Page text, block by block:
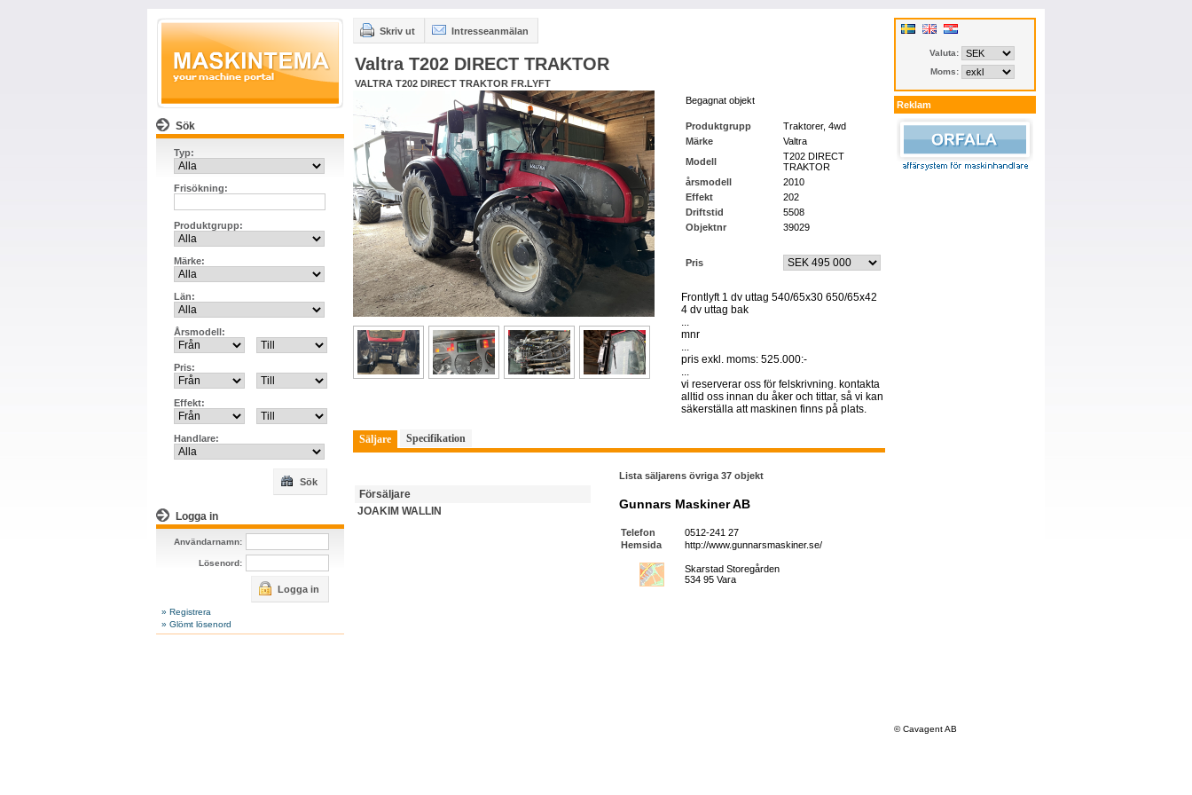
Sök
Typ:
Frisökning:
Produktgrupp:
Märke:
Län:
Årsmodell:
Pris:
Effekt:
Handlare:
Sök
Logga in
Användarnamn:
Lösenord:
Logga in
» Registrera
» Glömt lösenord
Skriv ut Intresseanmälan
Valtra T202 DIRECT TRAKTOR
VALTRA T202 DIRECT TRAKTOR FR.LYFT
Begagnat objekt
Produktgrupp
Traktorer, 4wd
Märke
Valtra
Modell
T202 DIRECT
TRAKTOR
årsmodell
2010
Effekt
202
Driftstid
5508
Objektnr
39029
Pris
Frontlyft 1 dv uttag 540/65x30 650/65x42
4 dv uttag bak
...
mnr
...
pris exkl. moms: 525.000:-
...
vi reserverar oss för felskrivning. kontakta
alltid oss innan du åker och tittar, så vi kan
säkerställa att maskinen finns på plats.
Säljare Specifikation
Försäljare
JOAKIM WALLIN
Lista säljarens övriga 37 objekt
Gunnars Maskiner AB
Telefon
0512-241 27
Hemsida
http://www.gunnarsmaskiner.se/
Skarstad Storegården
534 95 Vara
Valuta:
Moms:
Reklam
© Cavagent AB